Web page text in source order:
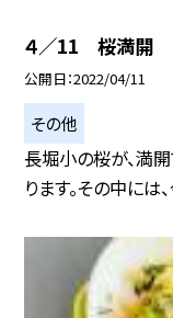
４／11 桜満開
公開日 2022/04/11
その他
長堀小の桜が、満
ります。その中には